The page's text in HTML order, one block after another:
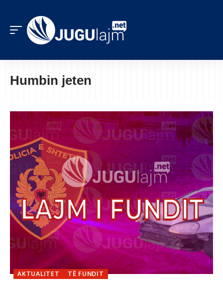
Humbin jeten
AKTUALITET TË FUNDIT